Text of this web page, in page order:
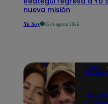
nueva misión
Yo Soy 05 de agosto 2026
Arriba
Mi Gente